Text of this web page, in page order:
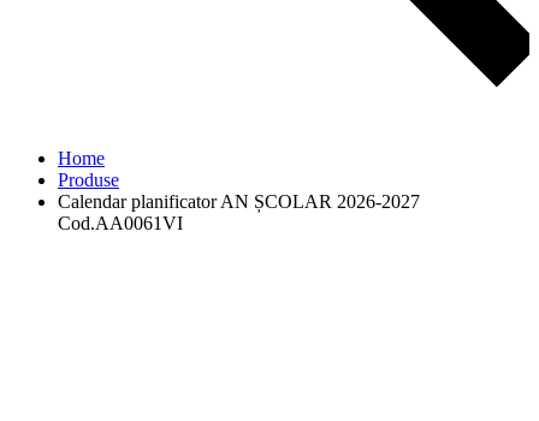
Home
Produse
Calendar planificator AN ȘCOLAR 2026-2027
Cod.AA0061VI